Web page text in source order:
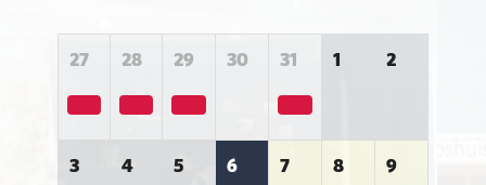
27 28 29 30 31 1 2
3 4 5 6 7 8 9